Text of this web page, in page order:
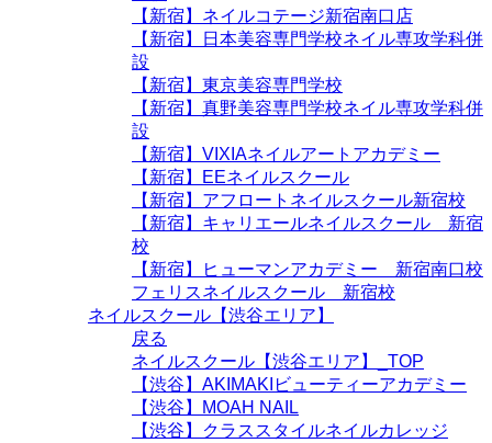
【新宿】ネイルコテージ新宿南口店
【新宿】日本美容専門学校ネイル専攻学科併
設
【新宿】東京美容専門学校
【新宿】真野美容専門学校ネイル専攻学科併
設
【新宿】VIXIAネイルアートアカデミー
【新宿】EEネイルスクール
【新宿】アフロートネイルスクール新宿校
【新宿】キャリエールネイルスクール 新宿
校
【新宿】ヒューマンアカデミー 新宿南口校
フェリスネイルスクール 新宿校
ネイルスクール【渋谷エリア】
戻る
ネイルスクール【渋谷エリア】_TOP
【渋谷】AKIMAKIビューティーアカデミー
【渋谷】MOAH NAIL
【渋谷】クラススタイルネイルカレッジ